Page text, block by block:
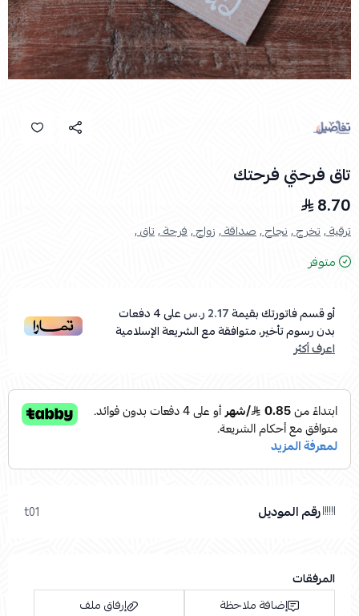
تاق فرحتي فرحتك
8.70
ترقية ,تخرج ,نجاح ,صداقة ,زواج ,فرحة ,تاق ,
متوفر
أو قسم فاتورتك بقيمة2.17 ر.س على4دفعات
بدون رسوم تأخير، متوافقة مع الشريعة الإسلامية
اعرف أكثر
رقم الموديل t01
المرفقات
إضافة ملاحظة
إرفاق ملف